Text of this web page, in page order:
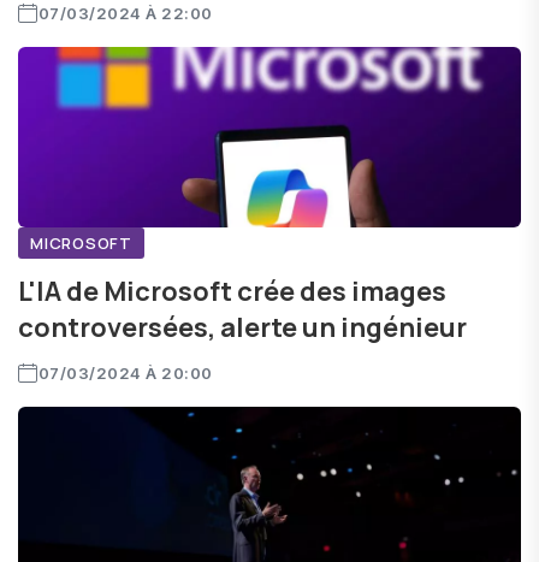
07/03/2024 À 22:00
MICROSOFT
L'IA de Microsoft crée des images
controversées, alerte un ingénieur
07/03/2024 À 20:00